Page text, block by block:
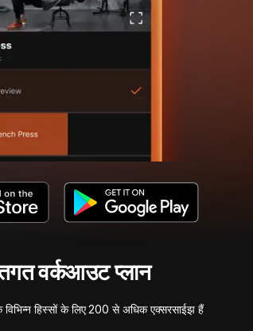
वर्कआउट प्लान
विभिन्न हिस्सों के लिए 200 से अधिक एक्सरसाईझ हैं